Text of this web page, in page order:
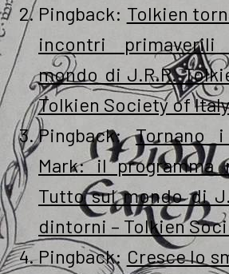
Pingback: Tolkien
incontri
mondo di J.R.R.
Tolkien Society of Italy
Pingback:Tornano
Mark: il programma
Tutto sul mondo di
dintorni – Tolkien
Pingback: Cresce lo